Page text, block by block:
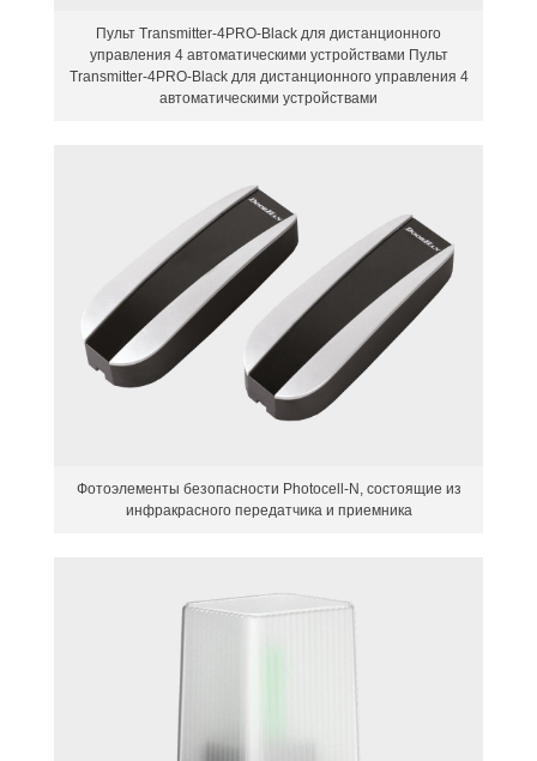
Пульт Transmitter-4PRO-Black для дистанционного
управления 4 автоматическими устройствами Пульт
Transmitter-4PRO-Black для дистанционного управления 4
автоматическими устройствами
Фотоэлементы безопасности Photocell-N, состоящие из
инфракрасного передатчика и приемника